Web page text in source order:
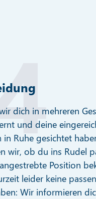
dich in mehreren
und deine
in Ruhe gesichtet
wir, ob du ins Rudel
Position
leider keine
Wir informieren